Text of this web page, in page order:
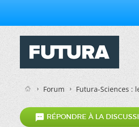
Forum Futura-Sciences :
 RÉPONDRE À LA